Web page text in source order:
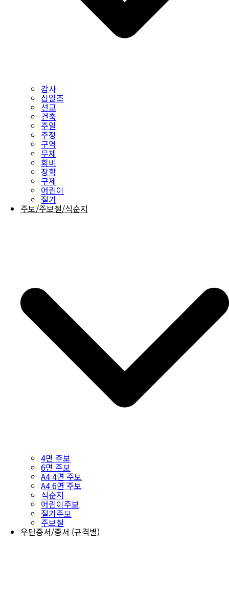
감사
십일조
선교
건축
주일
주정
구역
무제
회비
장학
구제
어린이
절기
주보/주보철/식순지
4면 주보
6면 주보
A4 4면 주보
A4 6면 주보
식순지
어린이주보
절기주보
주보철
우단증서/증서 (규격별)